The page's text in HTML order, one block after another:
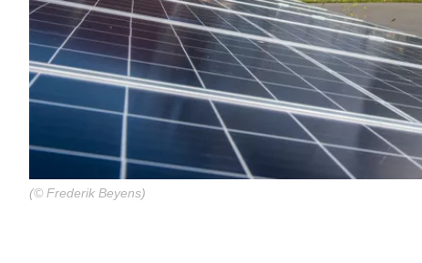
(© Frederik Beyens)